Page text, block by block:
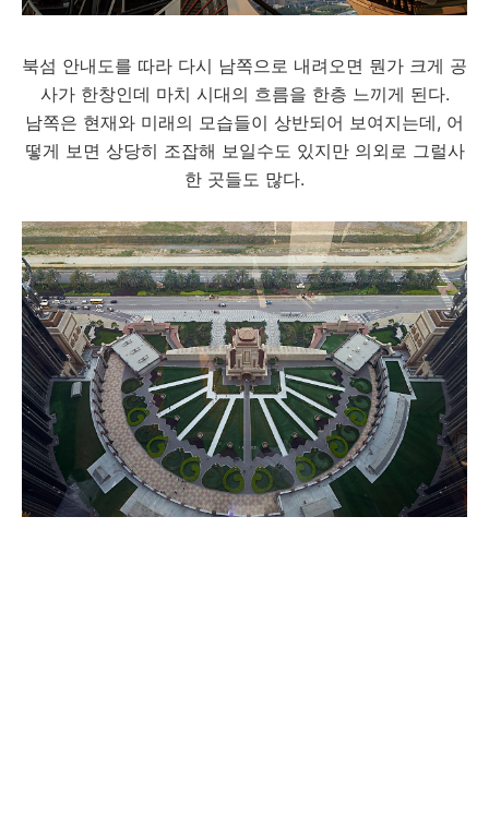
북섬 안내도를 따라 다시 남쪽으로 내려오면 뭔가 크게 공
사가 한창인데 마치 시대의 흐름을 한층 느끼게 된다.
남쪽은 현재와 미래의 모습들이 상반되어 보여지는데, 어
떻게 보면 상당히 조잡해 보일수도 있지만 의외로 그럴사
한 곳들도 많다.